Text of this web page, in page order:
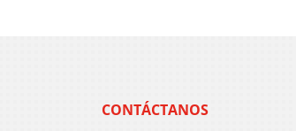
CONTÁCTANOS